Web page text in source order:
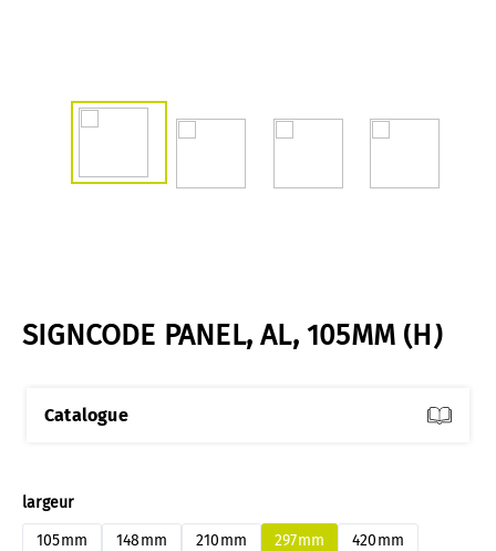
SIGNCODE PANEL, AL, 105MM (H)
Catalogue
Sélectionnez
largeur
105mm
148mm 210mm 297mm
420mm